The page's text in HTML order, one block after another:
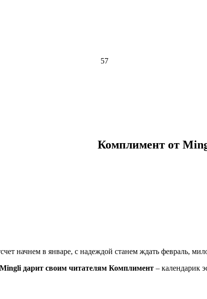
57
Комплимент от
начнем в январе, с надеждой станем ждать февраль,
дарит своим читателям Комплимент – календарик